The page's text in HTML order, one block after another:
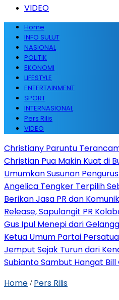
VIDEO
Home
INFO SULUT
NASIONAL
POLITIK
EKONOMI
LIFESTYLE
ENTERTAINMENT
SPORT
INTERNASIONAL
Pers Rilis
VIDEO
Christiany Paruntu
Christian Pua Makin Kuat di
Umumkan Susunan
Angelica Tengker Terpilih
Berikan Jasa PR dan
Release, Sapulangit PR
Gus Ipul Menepi dari
Ketua Umum Partai
Jemput Sejak Turun dari
Subianto Sambut Hangat
Home / Pers Rilis